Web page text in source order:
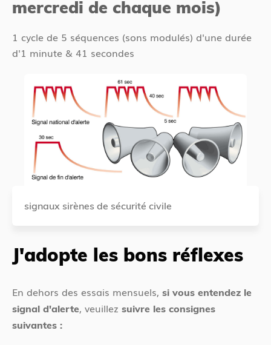
mercredi de chaque mois)
1 cycle de 5 séquences (sons modulés) d'une durée
d'1 minute & 41 secondes
signaux sirènes de sécurité civile
J'adopte les bons réflexes
En dehors des essais mensuels, si vous entendez le
signal d'alerte, veuillez suivre les consignes
suivantes :